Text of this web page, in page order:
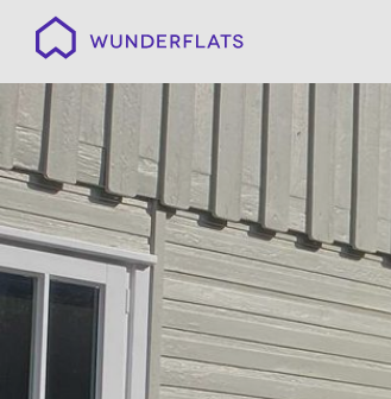
Wunderflats